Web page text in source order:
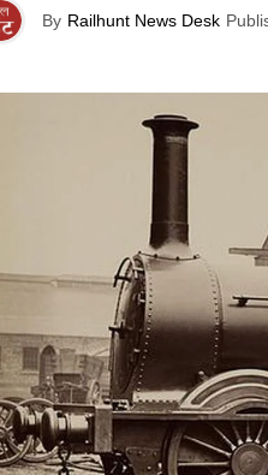
By Railhunt News Desk